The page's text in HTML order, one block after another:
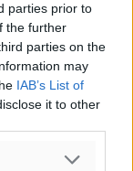
parties prior to
the further
parties on the
may
IAB’s List of
it to other
φορά.